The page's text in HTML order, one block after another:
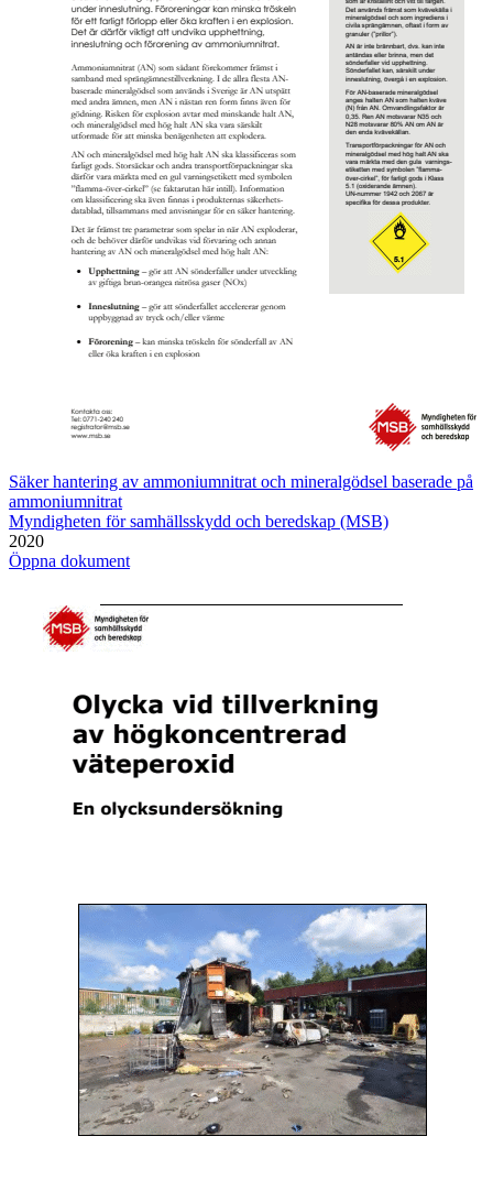
Säker hantering av ammoniumnitrat och mineralgödsel baserade på
ammoniumnitrat
Myndigheten för samhällsskydd och beredskap (MSB)
2020
Öppna dokument